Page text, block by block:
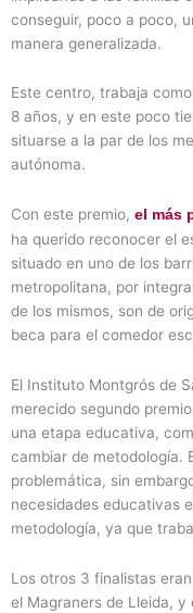
conseguir, poco a poco,
manera generalizada.
Este centro, trabaja
8 años, y en este poco
situarse a la par de los
autónoma.
Con este premio, el más
ha querido reconocer el
situado en uno de los
metropolitana, por
de los mismos, son de
beca para el comedor
El Instituto Montgrós de
merecido segundo
una etapa educativa,
cambiar de metodología.
problemática, sin
necesidades educativas
metodología, ya que
Los otros 3 finalistas
el Magraners de Lleida, y